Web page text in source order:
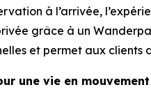
à l’arrivée,
grâce à un
et permet aux clients
une vie en mouvement